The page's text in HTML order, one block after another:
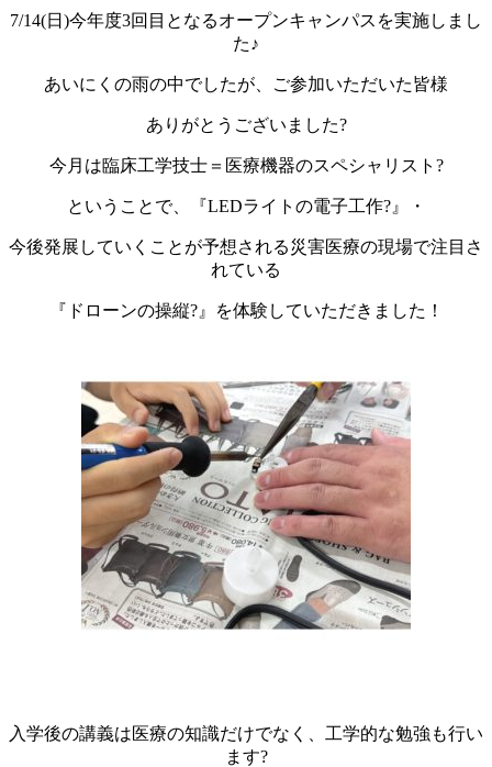
7/14(日)今年度3回目となるオープンキャンパスを実施しまし
た♪
あいにくの雨の中でしたが、ご参加いただいた皆様
ありがとうございました?
今月は臨床工学技士＝医療機器のスペシャリスト?
ということで、『LEDライトの電子工作?』・
今後発展していくことが予想される災害医療の現場で注目さ
れている
『ドローンの操縦?』を体験していただきました！
入学後の講義は医療の知識だけでなく、工学的な勉強も行い
ます?